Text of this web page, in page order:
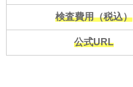
検査費用（税込）
公式URL